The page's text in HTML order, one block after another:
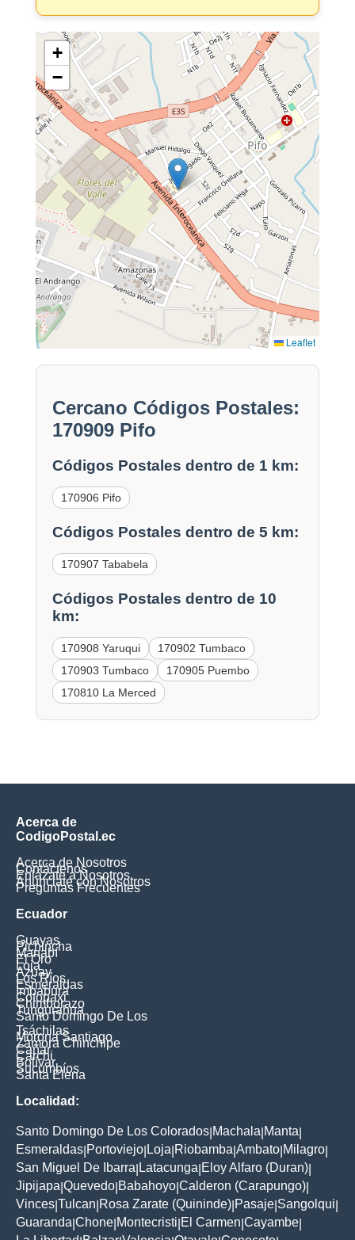
+
−
Leaflet
Cercano Códigos Postales:
170909 Pifo
Códigos Postales dentro de 1 km:
170906 Pifo
Códigos Postales dentro de 5 km:
170907 Tababela
Códigos Postales dentro de 10
km:
170908 Yaruqui
170902 Tumbaco
170903 Tumbaco
170905 Puembo
170810 La Merced
Acerca de
CodigoPostal.ec
Acerca de Nosotros
Contáctenos
Enlázate a Nosotros
Anúnciate con Nosotros
Preguntas Frecuentes
Ecuador
Guayas
Pichincha
Manabí
El Oro
Loja
Azuay
Los Ríos
Esmeraldas
Imbabura
Cotopaxi
Chimborazo
Tungurahua
Santo Domingo De Los
Tsáchilas
Morona Santiago
Zamora Chinchipe
Cañar
Carchi
Bolívar
Sucumbíos
Santa Elena
Localidad:
Santo Domingo De Los Colorados Machala Manta
Esmeraldas Portoviejo Loja Riobamba Ambato Milagro
San Miguel De Ibarra Latacunga Eloy Alfaro (Duran)
Jipijapa Quevedo Babahoyo Calderon (Carapungo)
Vinces Tulcan Rosa Zarate (Quininde) Pasaje Sangolqui
Guaranda Chone Montecristi El Carmen Cayambe